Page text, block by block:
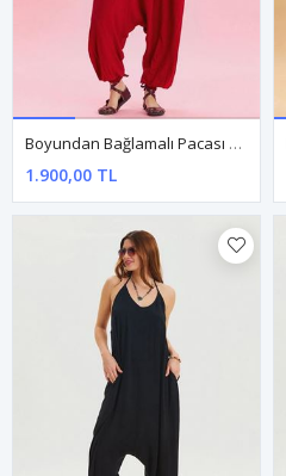
Boyundan Bağlamalı Pacası Lastikli Kırmızı Kadın Yazlık Tulum
1.900,00 TL